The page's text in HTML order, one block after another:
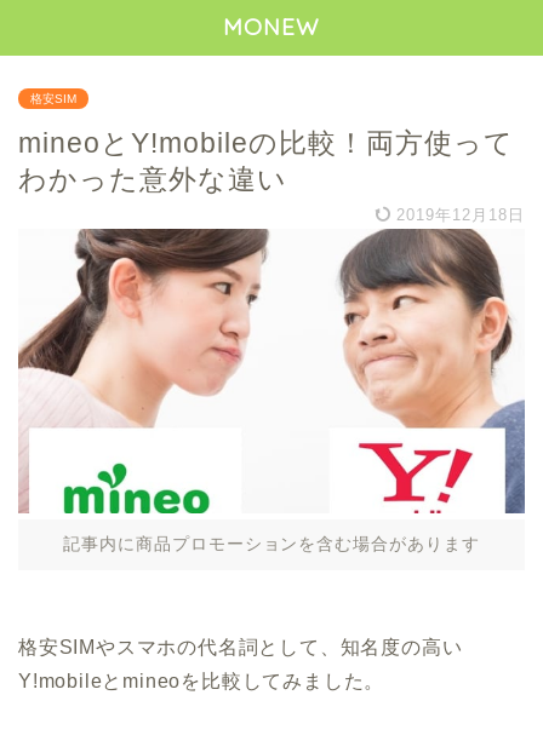
MONEW
格安SIM
mineoとY!mobileの比較！両方使って
わかった意外な違い
2019年12月18日
記事内に商品プロモーションを含む場合があります
格安SIMやスマホの代名詞として、知名度の高い
Y!mobileとmineoを比較してみました。